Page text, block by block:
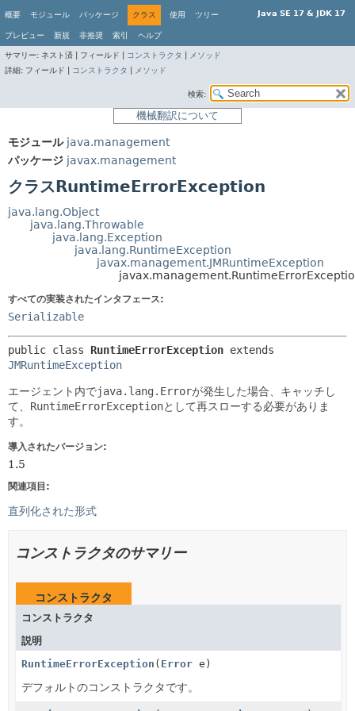
Java SE 17 & JDK 17
概要 モジュール パッケージ クラス 使用 ツリー
プレビュー 新規 非推奨 索引 ヘルプ
サマリー: ネスト済 | フィールド | コンストラクタ
メソッド
詳細: フィールド | コンストラクタ メソッド
検索:
機械翻訳について
モジュール java.management
パッケージ javax.management
クラスRuntimeErrorException
java.lang.Object
java.lang.Throwable
java.lang.Exception
java.lang.RuntimeException
javax.management.JMRuntimeException
すべての実装されたインタフェース:
Serializable
public class RuntimeErrorException
JMRuntimeException
エージェント内でjava.lang.Errorが発生した場合、キャッチし
て、 RuntimeErrorExceptionとして再スローする必要がありま
す。
導入されたバージョン:
1.5
関連項目:
直列化された形式
コンストラクタのサマリー
コンストラクタ
コンストラクタ
説明
RuntimeErrorException ( Error e)
デフォルトのコンストラクタです。